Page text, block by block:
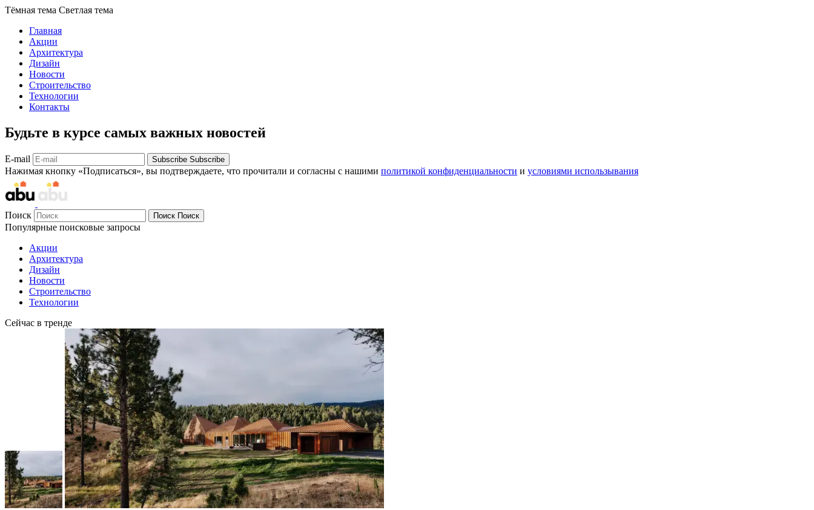
Тёмная тема Светлая тема
Главная
Акции
Архитектура
Дизайн
Новости
Строительство
Технологии
Контакты
Будьте в курсе самых важных новостей
E-mail Subscribe Subscribe
Нажимая кнопку «Подписаться», вы подтверждаете, что прочитали и согласны с нашими политикой конфиденциальности и условиями использывания
Поиск Поиск Поиск
Популярные поисковые запросы
Акции
Архитектура
Дизайн
Новости
Строительство
Технологии
Сейчас в тренде